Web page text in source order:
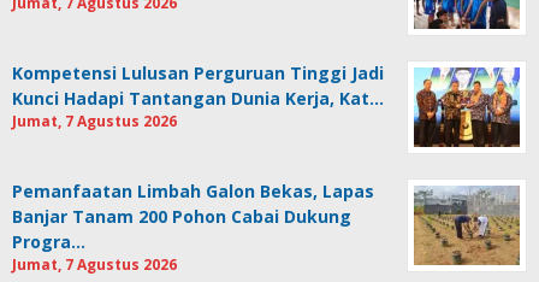
Kompetensi Lulusan Perguruan Tinggi Jadi
Kunci Hadapi Tantangan Dunia Kerja, Kat…
Jumat, 7 Agustus 2026
Pemanfaatan Limbah Galon Bekas, Lapas
Banjar Tanam 200 Pohon Cabai Dukung
Progra…
Jumat, 7 Agustus 2026